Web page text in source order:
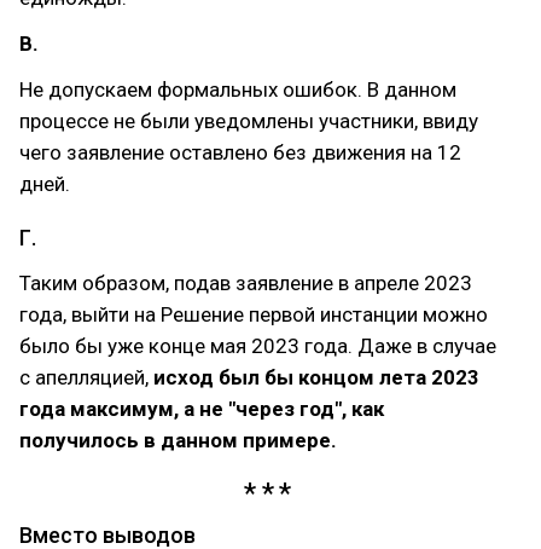
В.
Не допускаем формальных ошибок. В данном
процессе не были уведомлены участники, ввиду
чего заявление оставлено без движения на 12
дней.
Г.
Таким образом, подав заявление в апреле 2023
года, выйти на Решение первой инстанции можно
было бы уже конце мая 2023 года. Даже в случае
с апелляцией, исход был бы концом лета 2023
года максимум, а не "через год", как
получилось в данном примере.
Вместо выводов